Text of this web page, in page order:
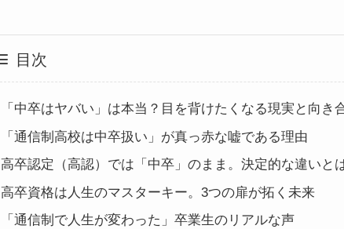
目次
「中卒はヤバい」は本当？目を背けたくなる現実と向き
「通信制高校は中卒扱い」が真っ赤な嘘である理由
高卒認定（高認）では「中卒」のまま。決定的な違いと
高卒資格は人生のマスターキー。3つの扉が拓く未来
「通信制で人生が変わった」卒業生のリアルな声